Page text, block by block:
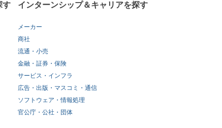
す
インターンシップ＆キャリアを探す
メーカー
商社
流通・小売
金融・証券・保険
サービス・インフラ
広告・出版・マスコミ・通信
ソフトウェア・情報処理
官公庁・公社・団体